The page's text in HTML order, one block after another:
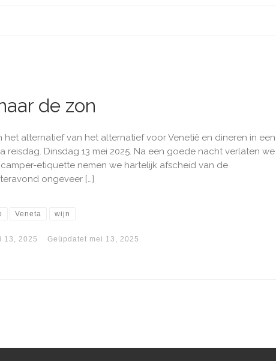
de zon
het alternatief van het alternatief voor Venetië en dineren in een
reisdag. Dinsdag 13 mei 2025. Na een goede nacht verlaten we
etiquette nemen we hartelijk afscheid van de
ongeveer […]
Veneta wijn
13, 2025 Geüpdatet mei 13, 2025